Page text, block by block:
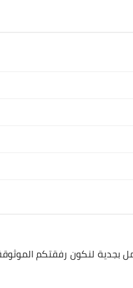
بجدية لنكون رفقتكم